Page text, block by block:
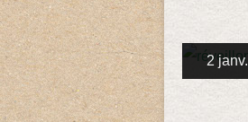
2 janv.